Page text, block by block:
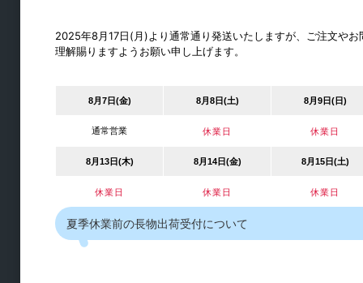
締結・ジョイント
品名差
棚柱・持ち送り
2025年8月17日(月)より通常通り発送いたしますが、ご注文や
理解賜りますようお願い申し上げます。
8月7日(金) 8月8日(土) 8月9日(日)
通常営業 休業日 休業日
8月13日(木) 8月14日(金) 8月15日(土)
休業日 休業日 休業日
夏季休業前の長物出荷受付について